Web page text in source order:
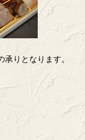
りとなります。